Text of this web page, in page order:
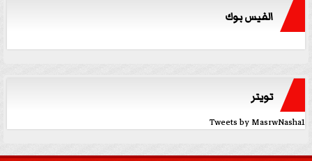
الفيس بوك
تويتر
Tweets by MasrwNasha1